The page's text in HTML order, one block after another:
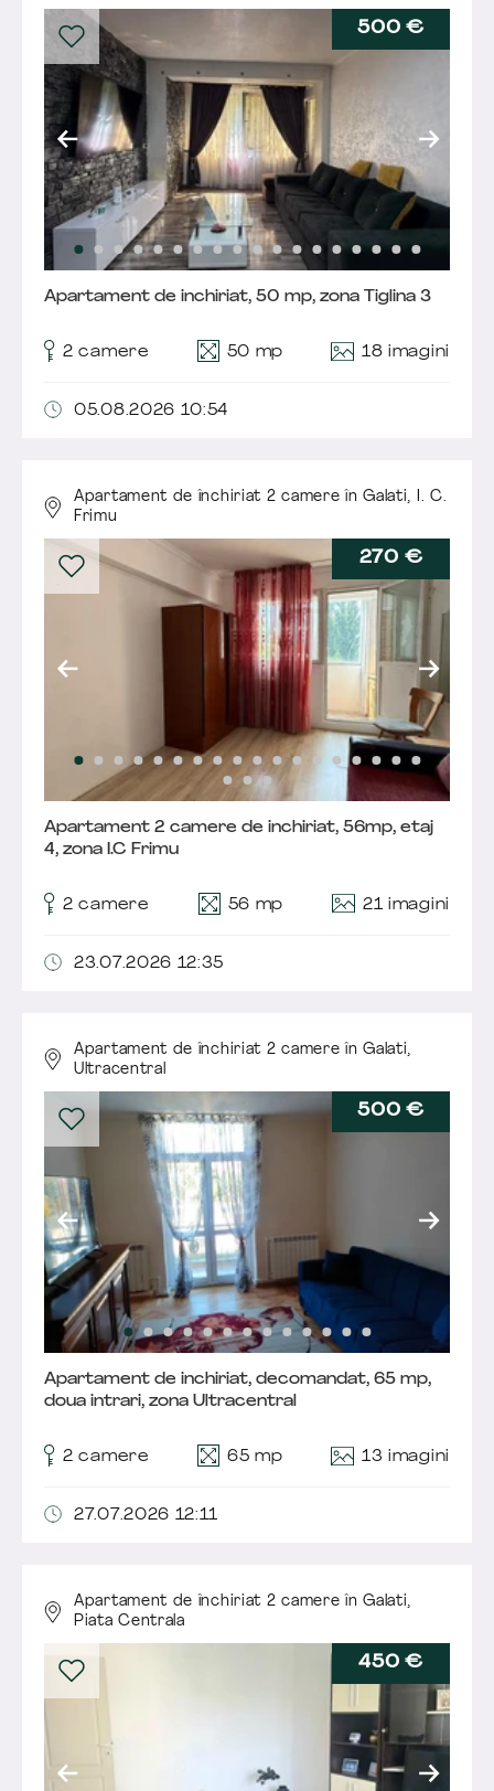
500 €
Apartament de inchiriat, 50 mp, zona Tiglina 3
2 camere 50 mp 18 imagini
05.08.2026 10:54
Apartament de închiriat 2 camere în Galati, I. C.
Frimu
270 €
Apartament 2 camere de inchiriat, 56mp, etaj
4, zona I.C Frimu
2 camere 56 mp 21 imagini
23.07.2026 12:35
Apartament de închiriat 2 camere în Galati,
Ultracentral
500 €
Apartament de inchiriat, decomandat, 65 mp,
doua intrari, zona Ultracentral
2 camere 65 mp 13 imagini
27.07.2026 12:11
Apartament de închiriat 2 camere în Galati,
Piata Centrala
450 €